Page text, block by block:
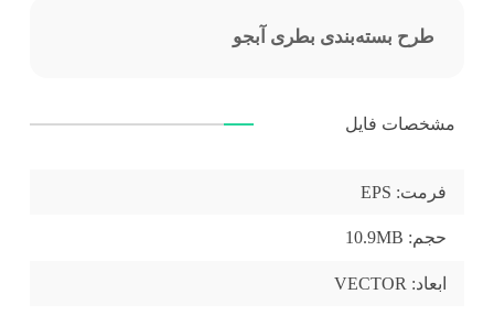
طرح بسته‌بندی بطری آبجو
مشخصات فایل
فرمت:
حجم:
ابعاد: